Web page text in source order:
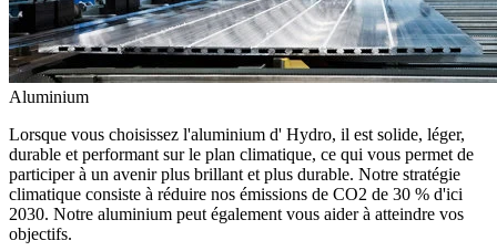
Aluminium
Lorsque vous choisissez l'aluminium d' Hydro, il est solide, léger,
durable et performant sur le plan climatique, ce qui vous permet de
participer à un avenir plus brillant et plus durable. Notre stratégie
climatique consiste à réduire nos émissions de CO2 de 30 % d'ici
2030. Notre aluminium peut également vous aider à atteindre vos
objectifs.